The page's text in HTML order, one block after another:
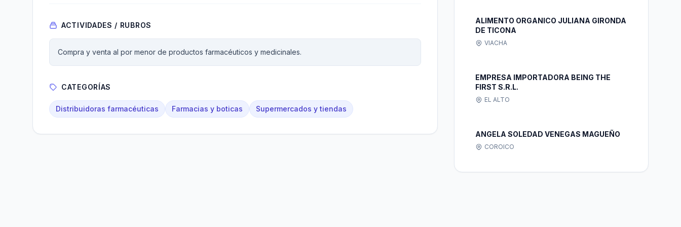
ACTIVIDADES / RUBROS
Compra y venta al por menor de productos farmacéuticos y medicinales.
CATEGORÍAS
Distribuidoras farmacéuticas Farmacias y boticas Supermercados y tiendas
ALIMENTO ORGANICO JULIANA GIRONDA
DE TICONA
VIACHA
EMPRESA IMPORTADORA BEING THE
FIRST S.R.L.
EL ALTO
ANGELA SOLEDAD VENEGAS MAGUEÑO
COROICO